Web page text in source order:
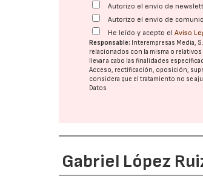
Autorizo el envío de
Autorizo el envío de
He leído y acepto elAviso
Responsable: Interempresas Media,
relacionados con la misma o
llevar a cabo las finalidades
Acceso, rectificación, oposición,
considera que el tratamiento no se
Datos
Gabriel López